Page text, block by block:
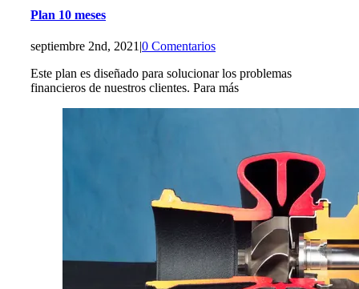
Plan 10 meses
septiembre 2nd, 2021 |0 Comentarios
Este plan es diseñado para solucionar los problemas
financieros de nuestros clientes. Para más